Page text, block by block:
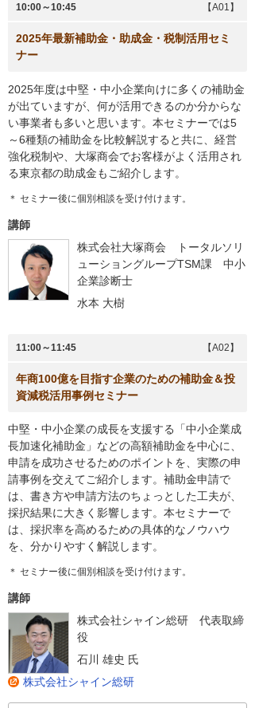
10:00～10:45 【A01】
2025年最新補助金・助成金・税制活用セミ
ナー
2025年度は中堅・中小企業向けに多くの補助金
が出ていますが、何が活用できるのか分からな
い事業者も多いと思います。本セミナーでは5
～6種類の補助金を比較解説すると共に、経営
強化税制や、大塚商会でお客様がよく活用され
る東京都の助成金もご紹介します。
＊ セミナー後に個別相談を受け付けます。
講師
株式会社大塚商会 トータルソリ
ューショングループTSM課 中小
企業診断士
水本 大樹
11:00～11:45 【A02】
年商100億を目指す企業のための補助金＆投
資減税活用事例セミナー
中堅・中小企業の成長を支援する「中小企業成
長加速化補助金」などの高額補助金を中心に、
申請を成功させるためのポイントを、実際の申
請事例を交えてご紹介します。補助金申請で
は、書き方や申請方法のちょっとした工夫が、
採択結果に大きく影響します。本セミナーで
は、採択率を高めるための具体的なノウハウ
を、分かりやすく解説します。
＊ セミナー後に個別相談を受け付けます。
講師
株式会社シャイン総研
代表取締
役
石川 雄史 氏
株式会社シャイン総研